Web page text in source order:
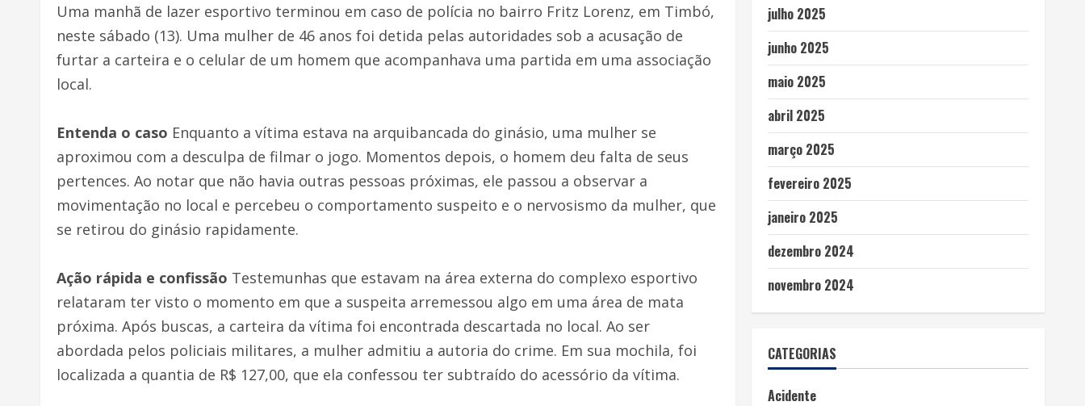
Uma manhã de lazer esportivo terminou em caso de polícia no bairro Fritz Lorenz, em Timbó,
neste sábado (13). Uma mulher de 46 anos foi detida pelas autoridades sob a acusação de
furtar a carteira e o celular de um homem que acompanhava uma partida em uma associação
local.
Entenda o caso Enquanto a vítima estava na arquibancada do ginásio, uma mulher se
aproximou com a desculpa de filmar o jogo. Momentos depois, o homem deu falta de seus
pertences. Ao notar que não havia outras pessoas próximas, ele passou a observar a
movimentação no local e percebeu o comportamento suspeito e o nervosismo da mulher, que
se retirou do ginásio rapidamente.
Ação rápida e confissão Testemunhas que estavam na área externa do complexo esportivo
relataram ter visto o momento em que a suspeita arremessou algo em uma área de mata
próxima. Após buscas, a carteira da vítima foi encontrada descartada no local. Ao ser
abordada pelos policiais militares, a mulher admitiu a autoria do crime. Em sua mochila, foi
localizada a quantia de R$ 127,00, que ela confessou ter subtraído do acessório da vítima.
julho 2025
junho 2025
maio 2025
abril 2025
março 2025
fevereiro 2025
janeiro 2025
dezembro 2024
novembro 2024
CATEGORIAS
Acidente